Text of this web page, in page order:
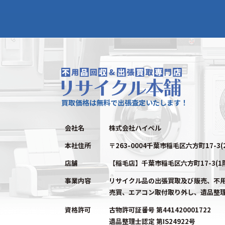
買取価格は無料で出張査定いたします！
会社名
株式会社ハイペル
本社住所
〒263-0004千葉市稲毛区六方町17-
店舗
【稲毛店】千葉市稲毛区六方町17-3(1
事業内容
リサイクル品の出張買取及び販売、不
売買、エアコン取付取り外し、遺品整
資格許可
古物許可証番号 第441420001722
遺品整理士認定 第IS24922号